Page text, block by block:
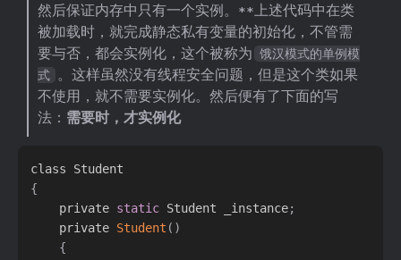
然后保证内存中只有一个实例。**上述代码中在类
被加载时，就完成静态私有变量的初始化，不管需
要与否，都会实例化，这个被称为 饿汉模式的单例模
式 。这样虽然没有线程安全问题，但是这个类如果
不使用，就不需要实例化。然后便有了下面的写
法： 需要时，才实例化
{
    private
static Student _instance;
    private
Student ( )
{